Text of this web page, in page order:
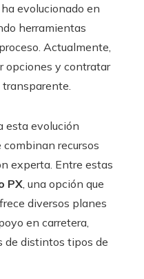
evolucionado en
herramientas
Actualmente,
opciones y contratar
esta evolución
recursos
experta. Entre estas
PX , una opción que
diversos planes
en carretera,
de distintos tipos de